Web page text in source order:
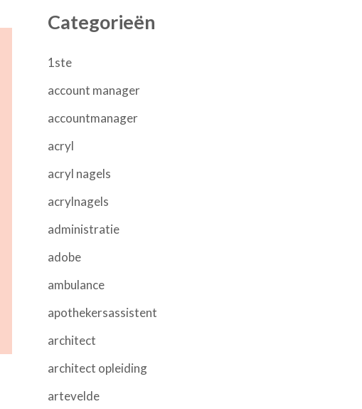
Categorieën
1ste
account manager
accountmanager
acryl
acryl nagels
acrylnagels
administratie
adobe
ambulance
apothekersassistent
architect
architect opleiding
artevelde